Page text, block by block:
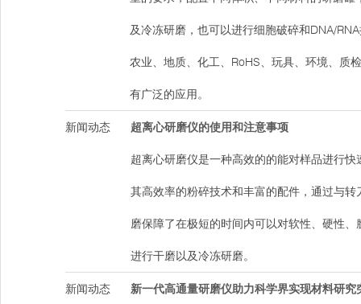
及冷冻研磨，也可以进行细胞破碎和DNA/
农业、地质、化工、RoHS、玩具、环境、质
有广泛的应用。
新闻动态 超离心研磨仪的使用和注意事项
超离心研磨仪是一种高效的的能对样品进行
其高效率的粉碎技术和丰富的配件，通过与
磨保障了在极短的时间内可以对软性、硬性
进行干磨以及冷冻研磨。
新闻动态 新一代高通量研磨仪助力科学界实现材料研究